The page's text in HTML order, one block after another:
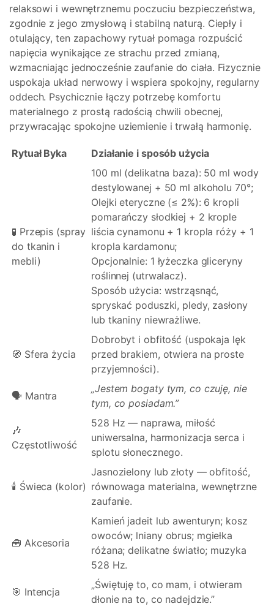
relaksowi i wewnętrznemu poczuciu bezpieczeństwa,
zgodnie z jego zmysłową i stabilną naturą. Ciepły i
otulający, ten zapachowy rytuał pomaga rozpuścić
napięcia wynikające ze strachu przed zmianą,
wzmacniając jednocześnie zaufanie do ciała. Fizycznie
uspokaja układ nerwowy i wspiera spokojny, regularny
oddech. Psychicznie łączy potrzebę komfortu
materialnego z prostą radością chwili obecnej,
przywracając spokojne uziemienie i trwałą harmonię.
Rytuał Byka Działanie i sposób użycia
🧪 Przepis (spray
do tkanin i
mebli)
100 ml (delikatna baza): 50 ml wody
destylowanej + 50 ml alkoholu 70°;
Olejki eteryczne (≤ 2%): 6 kropli
pomarańczy słodkiej + 2 krople
liścia cynamonu + 1 kropla róży + 1
kropla kardamonu;
Opcjonalnie: 1 łyżeczka gliceryny
roślinnej (utrwalacz).
Sposób użycia: wstrząsnąć,
spryskać poduszki, pledy, zasłony
lub tkaniny niewrażliwe.
🧭 Sfera życia
Dobrobyt i obfitość (uspokaja lęk
przed brakiem, otwiera na proste
przyjemności).
🗣️ Mantra
„Jestem bogaty tym, co czuję, nie
tym, co posiadam.”
🎶
Częstotliwość
528 Hz — naprawa, miłość
uniwersalna, harmonizacja serca i
splotu słonecznego.
🕯️ Świeca (kolor)
Jasnozielony lub złoty — obfitość,
równowaga materialna, wewnętrzne
zaufanie.
🧰 Akcesoria
Kamień jadeit lub awenturyn; kosz
owoców; lniany obrus; mgiełka
różana; delikatne światło; muzyka
528 Hz.
🎯 Intencja
„Świętuję to, co mam, i otwieram
dłonie na to, co nadejdzie.”